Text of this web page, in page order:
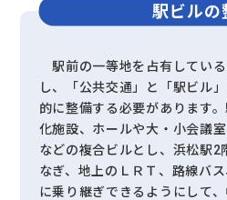
駅ビルの
駅前の一等地を占有してい
し、「公共交通」と「駅ビル
的に整備する必要があります
化施設、ホールや大・小会議
などの複合ビルとし、浜松駅2
なぎ、地上のＬＲＴ、路線バ
に乗り継ぎできるようにして